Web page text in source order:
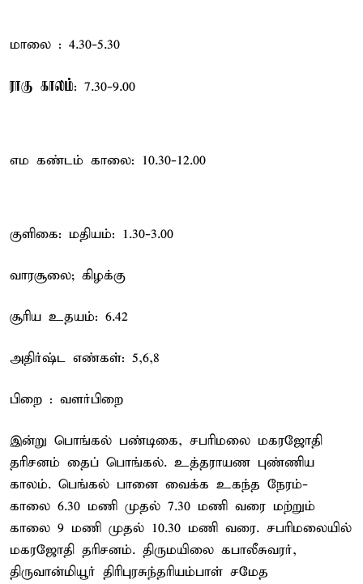
மாலை : 4.30-5.30
ராகு காலம்: 7.30-9.00
எம கண்டம் காலை: 10.30-12.00
குளிகை: மதியம்: 1.30-3.00
வாரசூலை; கிழக்கு
சூரிய உதயம்: 6.42
அதிர்ஷ்ட எண்கள்: 5,6,8
பிறை : வளர்பிறை
இன்று பொங்கல் பண்டிகை, சபரிமலை மகரஜோதி
தரிசனம் தைப் பொங்கல். உத்தராயண புண்ணிய
காலம். பெங்கல் பானை வைக்க உகந்த நேரம்-
காலை 6.30 மணி முதல் 7.30 மணி வரை மற்றும்
காலை 9 மணி முதல் 10.30 மணி வரை. சபரிமலையில்
மகரஜோதி தரிசனம். திருமயிலை கபாலீசுவரர்,
திருவான்மியூர் திரிபுரசுந்தரியம்பாள் சமேத